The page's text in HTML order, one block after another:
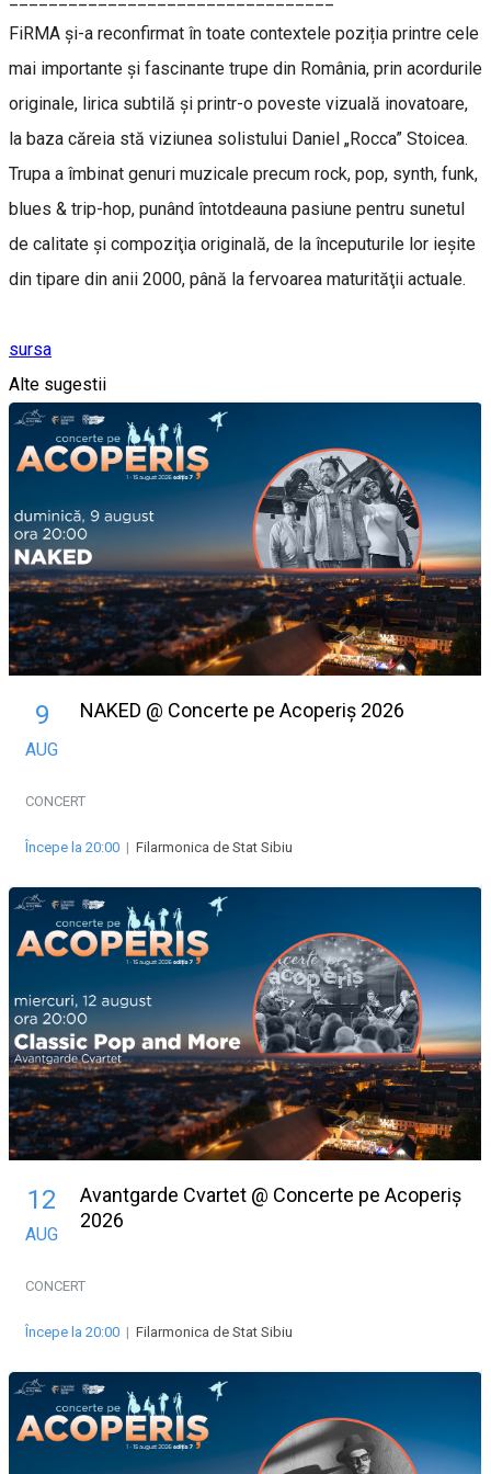
FiRMA și-a reconfirmat în toate contextele poziția printre cele
mai importante și fascinante trupe din România, prin acordurile
originale, lirica subtilă și printr-o poveste vizuală inovatoare,
la baza căreia stă viziunea solistului Daniel „Rocca” Stoicea.
Trupa a îmbinat genuri muzicale precum rock, pop, synth, funk,
blues & trip-hop, punând întotdeauna pasiune pentru sunetul
de calitate şi compoziţia originală, de la începuturile lor ieşite
din tipare din anii 2000, până la fervoarea maturităţii actuale.
sursa
Alte sugestii
9
AUG
NAKED @ Concerte pe Acoperiș 2026
CONCERT
Începe la 20:00 | Filarmonica de Stat Sibiu
12
AUG
Avantgarde Cvartet @ Concerte pe Acoperiș
2026
CONCERT
Începe la 20:00 | Filarmonica de Stat Sibiu